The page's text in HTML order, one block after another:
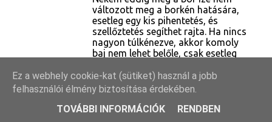
változott meg a borkén hatására,
esetleg egy kis pihentetés, és
szellőztetés segíthet rajta. Ha nincs
nagyon túlkénezve, akkor komoly
baj nem lehet belőle, csak esetleg
lett kénezve, akkor sajnos nincs más
megoldás, mint készíteni egy újabb
adag bort, majd a végső fázisban
nem lekénezni, hanem ezzel
Ez a webhely cookie-kat (sütiket) használ a jobb
felhasználói élmény biztosítása érdekében.
TOVÁBBI INFORMÁCIÓK
RENDBEN